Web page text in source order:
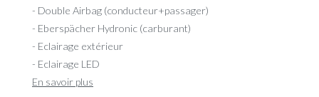
- Double Airbag (conducteur+passager)
- Eberspächer Hydronic (carburant)
- Eclairage extérieur
- Eclairage LED
En savoir plus